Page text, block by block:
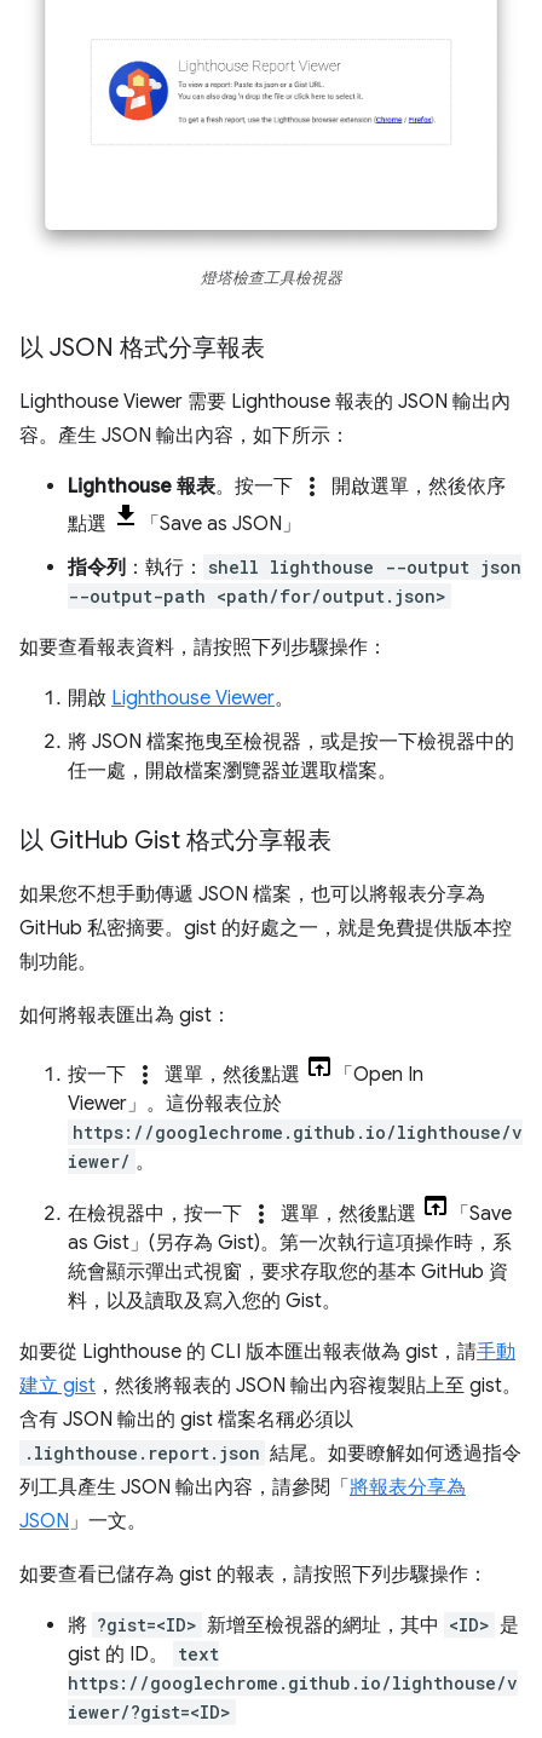
燈塔檢查工具檢視器
以 JSON 格式分享報表
Lighthouse Viewer 需要 Lighthouse 報表的 JSON 輸出內
容。產生 JSON 輸出內容，如下所示：
Lighthouse 報表。按一下 more_vert
開啟選單，然後依序
點選
「Save as JSON」
指令列 ：執行：
shell lighthouse --output json
--output-path <path/for/output.json>
如要查看報表資料，請按照下列步驟操作：
開啟 Lighthouse Viewer。
將 JSON 檔案拖曳至檢視器，或是按一下檢視器中的
任一處，開啟檔案瀏覽器並選取檔案。
以 GitHub Gist 格式分享報表
如果您不想手動傳遞 JSON 檔案，也可以將報表分享為
GitHub 私密摘要。gist 的好處之一，就是免費提供版本控
制功能。
如何將報表匯出為 gist：
按一下 more_vert 選單，然後點選
「Open In
Viewer」 。這份報表位於
https://googlechrome.github.io/lighthouse/v
iewer/ 。
在檢視器中，按一下 more_vert 選單，然後點選
「Save
as Gist」(另存為 Gist)。第一次執行這項操作時，系
統會顯示彈出式視窗，要求存取您的基本 GitHub 資
料，以及讀取及寫入您的 Gist。
如要從 Lighthouse 的 CLI 版本匯出報表做為 gist，請手動
建立 gist ，然後將報表的 JSON 輸出內容複製貼上至 gist。
含有 JSON 輸出的 gist 檔案名稱必須以
.lighthouse.report.json 結尾。如要瞭解如何透過指令
列工具產生 JSON 輸出內容，請參閱「 將報表分享為
JSON」一文。
如要查看已儲存為 gist 的報表，請按照下列步驟操作：
將 ?gist=<ID> 新增至檢視器的網址，其中 <ID> 是
gist 的 ID。
text
https://googlechrome.github.io/lighthouse/v
iewer/?gist=<ID>